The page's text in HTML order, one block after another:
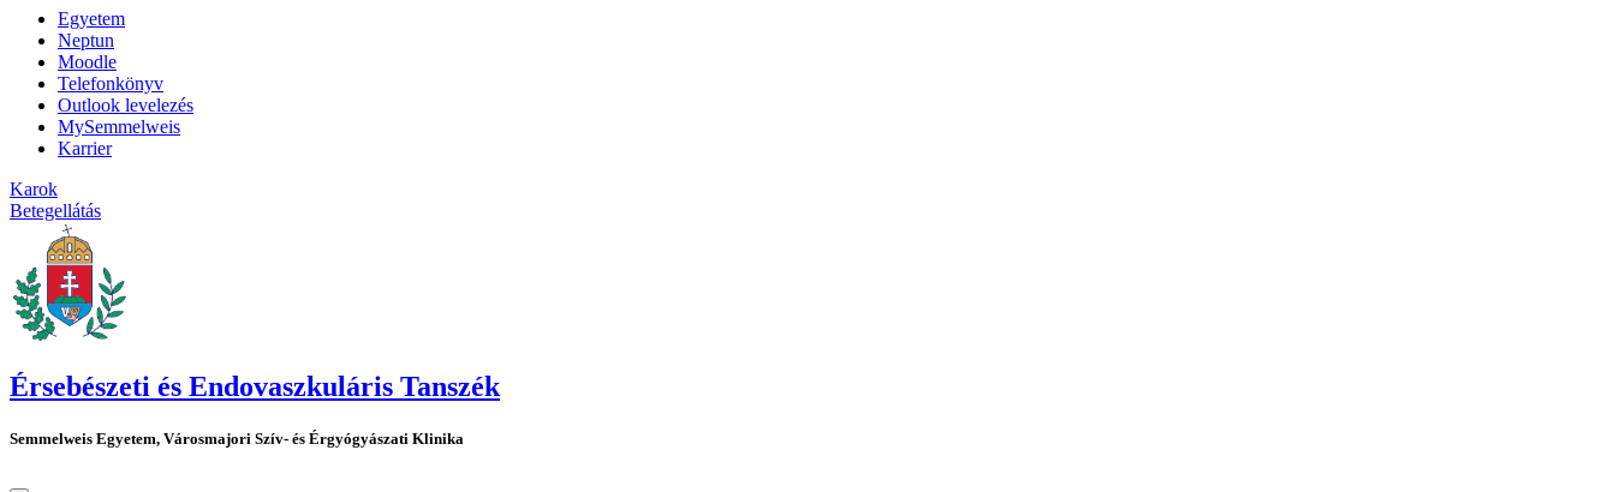
Egyetem
Neptun
Moodle
Telefonkönyv
Outlook levelezés
MySemmelweis
Karrier
Karok
Betegellátás
Érsebészeti és Endovaszkuláris Tanszék
Semmelweis Egyetem, Városmajori Szív- és Érgyógyászati Klinika